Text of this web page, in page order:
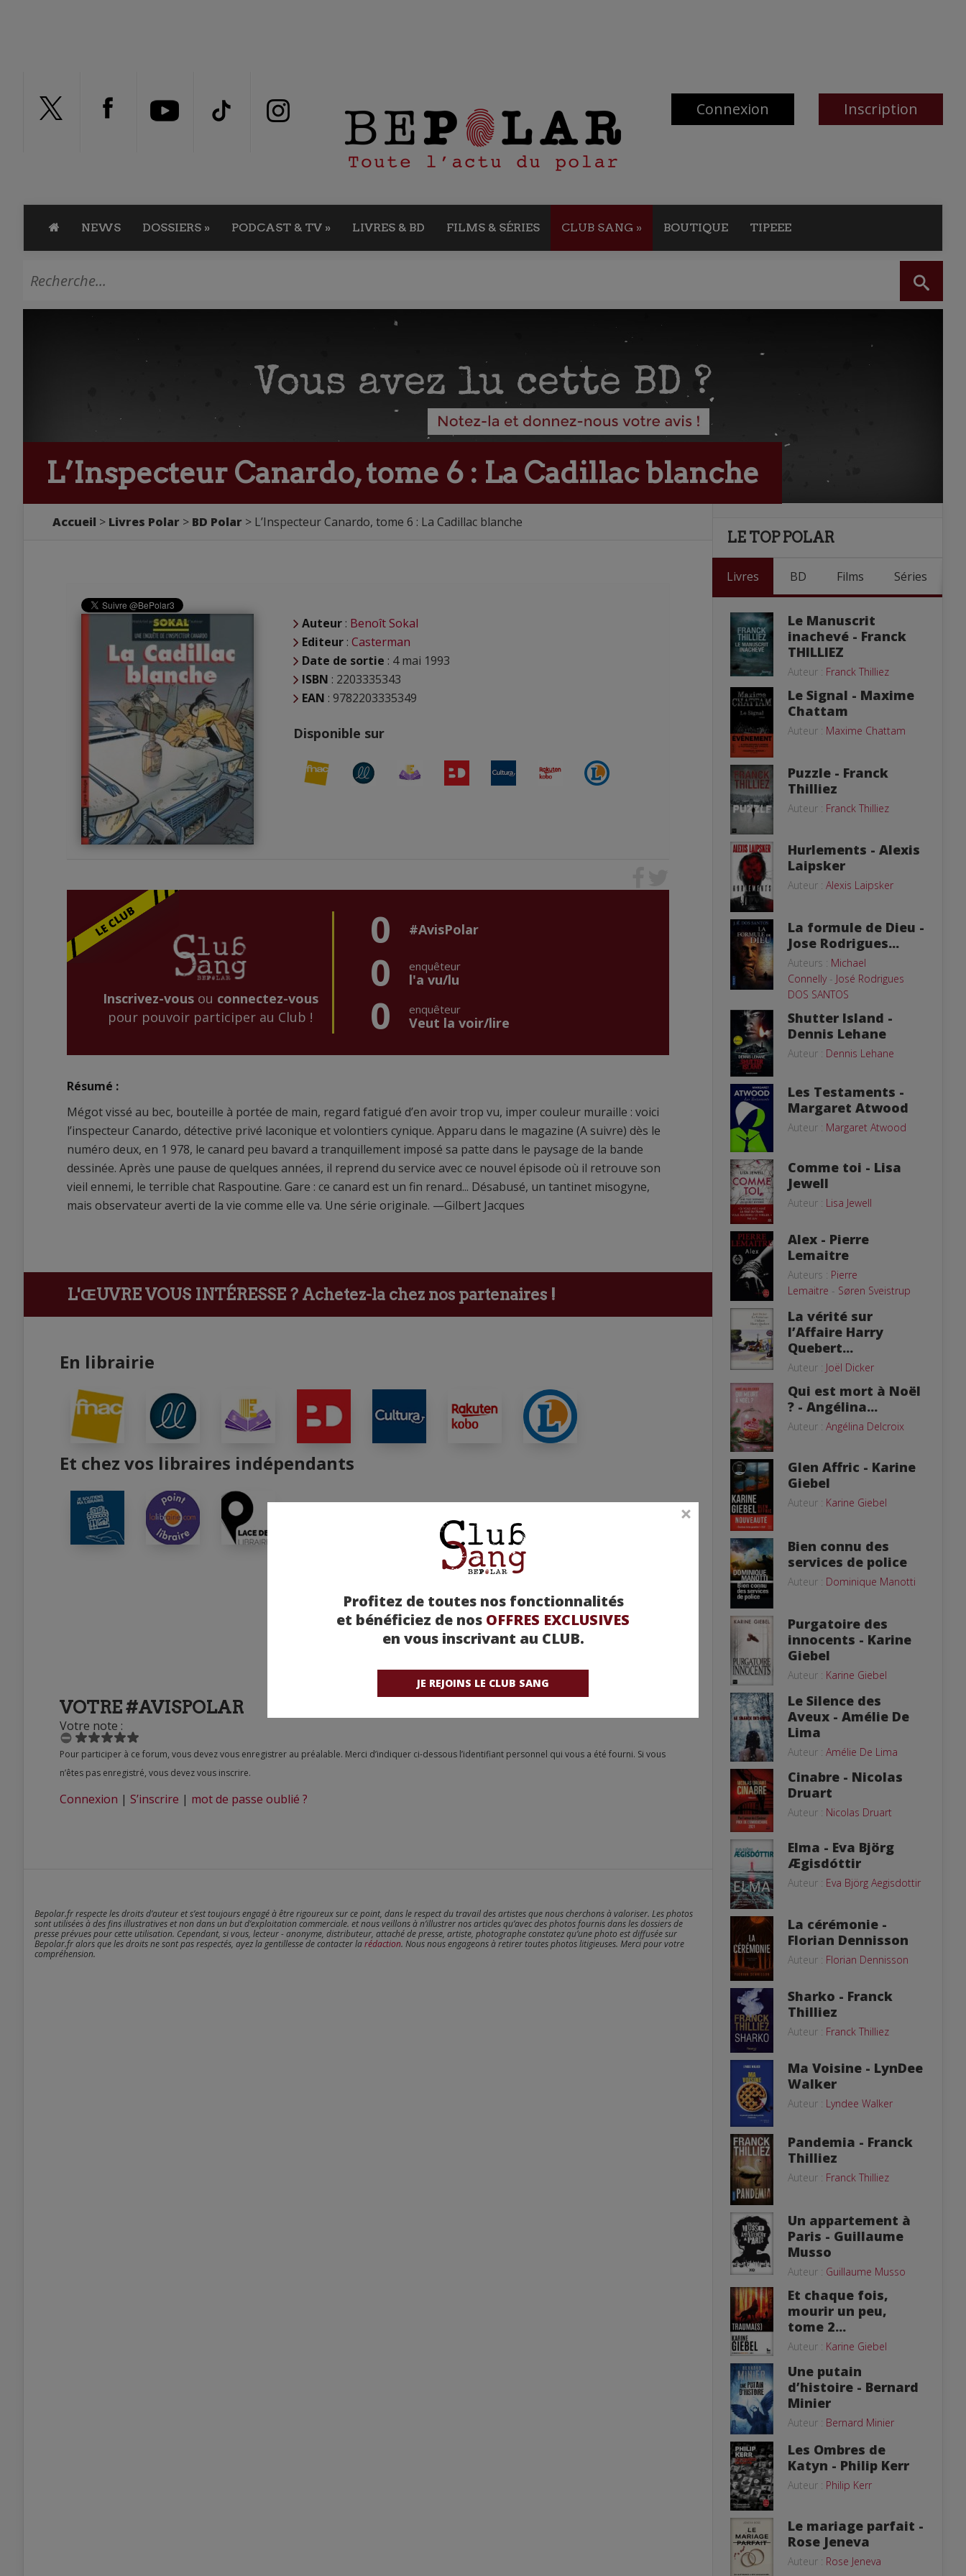
Connexion Inscription
NEWS DOSSIERS » PODCAST & TV » LIVRES & BD FILMS & SÉRIES CLUB SANG » BOUTIQUE TIPEEE
Profitez de toutes nos fonctionnalités
et bénéficiez de nos OFFRES EXCLUSIVES
en vous inscrivant au CLUB.
JE REJOINS LE CLUB SANG
L’Inspecteur Canardo, tome 6 : La Cadillac blanche
Accueil Livres Polar BD Polar L’Inspecteur Canardo, tome 6 : La Cadillac blanche
Auteur : Benoît Sokal
Editeur : Casterman
Date de sortie : 4 mai 1993
ISBN : 2203335343
EAN : 9782203335349
Disponible sur
Inscrivez-vousou connectez-vous
pour pouvoir participer au Club !
0 #AvisPolar
0 enquêteur
l'a vu/lu
0 enquêteur
Veut la voir/lire
Résumé :
Mégot vissé au bec, bouteille à portée de main, regard fatigué d’en avoir trop vu, imper couleur muraille : voici
l’inspecteur Canardo, détective privé laconique et volontiers cynique. Apparu dans le magazine (A suivre) dès le
numéro deux, en 1 978, le canard peu bavard a tranquillement imposé sa patte dans le paysage de la bande
dessinée. Après une pause de quelques années, il reprend du service avec ce nouvel épisode où il retrouve son
vieil ennemi, le terrible chat Raspoutine. Gare : ce canard est un fin renard... Désabusé, un tantinet misogyne,
mais observateur averti de la vie comme elle va. Une série originale. —Gilbert Jacques
L'ŒUVRE VOUS INTÉRESSE ? Achetez-la chez nos partenaires !
En librairie
Et chez vos libraires indépendants
VOTRE #AVISPOLAR
Votre note :
Pour participer à ce forum, vous devez vous enregistrer au préalable. Merci d’indiquer ci-dessous l’identifiant personnel qui vous a été fourni. Si vous
n’êtes pas enregistré, vous devez vous inscrire.
Connexion | S’inscrire | mot de passe oublié ?
Bepolar.fr respecte les droits d’auteur et s’est toujours engagé à être rigoureux sur ce point, dans le respect du travail des artistes que nous cherchons à valoriser. Les photos
sont utilisées à des fins illustratives et non dans un but d’exploitation commerciale. et nous veillons à n’illustrer nos articles qu’avec des photos fournis dans les dossiers de
presse prévues pour cette utilisation. Cependant, si vous, lecteur - anonyme, distributeur, attaché de presse, artiste, photographe constatez qu’une photo est diffusée sur
Bepolar.fr alors que les droits ne sont pas respectés, ayez la gentillesse de contacter larédaction. Nous nous engageons à retirer toutes photos litigieuses. Merci pour votre
compréhension.
LE TOP POLAR
Livres BD Films Séries
Le Manuscrit
inachevé - Franck
THILLIEZ
Auteur : Franck Thilliez
Le Signal - Maxime
Chattam
Auteur : Maxime Chattam
Puzzle - Franck
Thilliez
Auteur : Franck Thilliez
Hurlements - Alexis
Laipsker
Auteur : Alexis Laipsker
La formule de Dieu -
Jose Rodrigues...
Auteurs : Michael
Connelly- José Rodrigues
DOS SANTOS
Shutter Island -
Dennis Lehane
Auteur : Dennis Lehane
Les Testaments -
Margaret Atwood
Auteur : Margaret Atwood
Comme toi - Lisa
Jewell
Auteur : Lisa Jewell
Alex - Pierre
Lemaitre
Auteurs : Pierre
Lemaitre - Søren Sveistrup
La vérité sur
l’Affaire Harry
Quebert...
Auteur : Joël Dicker
Qui est mort à Noël
? - Angélina...
Auteur : Angélina Delcroix
Glen Affric - Karine
Giebel
Auteur : Karine Giebel
Bien connu des
services de police
Auteur : Dominique Manotti
Purgatoire des
innocents - Karine
Giebel
Auteur : Karine Giebel
Le Silence des
Aveux - Amélie De
Lima
Auteur : Amélie De Lima
Cinabre - Nicolas
Druart
Auteur : Nicolas Druart
Elma - Eva Björg
Ægisdóttir
Auteur : Eva Björg Aegisdottir
La cérémonie -
Florian Dennisson
Auteur : Florian Dennisson
Sharko - Franck
Thilliez
Auteur : Franck Thilliez
Ma Voisine - LynDee
Walker
Auteur : Lyndee Walker
Pandemia - Franck
Thilliez
Auteur : Franck Thilliez
Un appartement à
Paris - Guillaume
Musso
Auteur : Guillaume Musso
Et chaque fois,
mourir un peu,
tome 2...
Auteur : Karine Giebel
Une putain
d’histoire - Bernard
Minier
Auteur : Bernard Minier
Les Ombres de
Katyn - Philip Kerr
Auteur : Philip Kerr
Le mariage parfait -
Rose Jeneva
Auteur : Rose Jeneva